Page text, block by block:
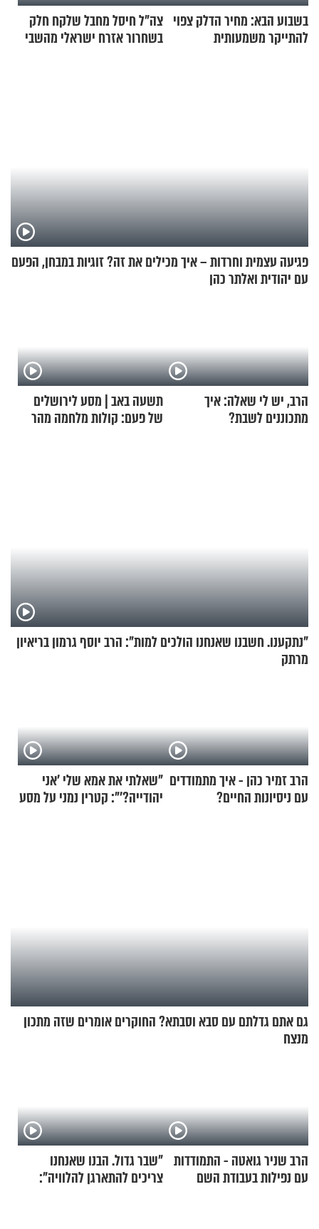
בשבוע הבא: מחיר הדלק צפוי
להתייקר משמעותית
צה"ל חיסל מחבל שלקח חלק
בשחרור אזרח ישראלי מהשבי
פגיעה עצמית וחרדות – איך מכילים את זה? זוגיות במבחן, הפעם
עם יהודית ואלתר כהן
הרב, יש לי שאלה: איך
מתכוננים לשבת?
תשעה באב | מסע לירושלים
של פעם: קולות מלחמה מהר
"נתקענו. חשבנו שאנחנו הולכים למות": הרב יוסף גרמון בריאיון
מרתק
הרב זמיר כהן - איך מתמודדים
עם ניסיונות החיים?
"שאלתי את אמא שלי 'אני
יהודייה?'": קטרין נמני על מסע
גם אתם גדלתם עם סבא וסבתא? החוקרים אומרים שזה מתכון
מנצח
הרב שניר גואטה - התמודדות
עם נפילות בעבודת השם
"שבר גדול. הבנו שאנחנו
צריכים להתארגן להלוויה":